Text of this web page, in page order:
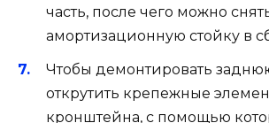
часть, после чего можно
амортизационную стойку в
Чтобы демонтировать
открутить крепежные
кронштейна, с помощью